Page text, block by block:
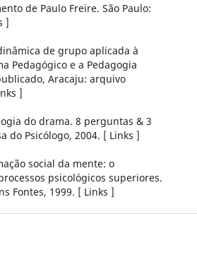
de Paulo Freire. São Paulo:
]
de grupo aplicada à
Pedagógico e a Pedagogia
Aracaju: arquivo
]
do drama. 8 perguntas & 3
do Psicólogo, 2004. [ Links ]
social da mente: o
psicológicos superiores.
Fontes, 1999. [ Links ]